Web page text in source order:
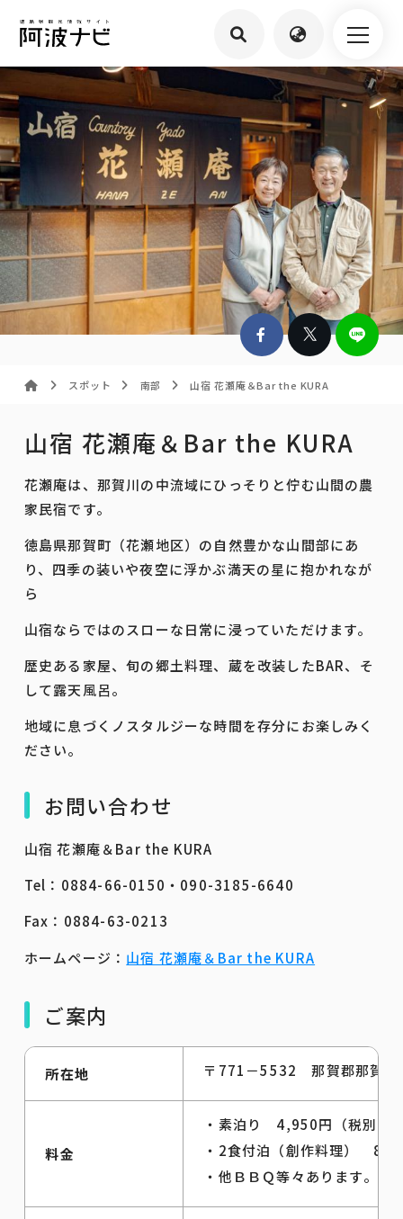
スポット 南部 山宿 花瀬庵＆Bar the KURA
山宿 花瀬庵＆Bar the KURA
花瀬庵は、那賀川の中流域にひっそりと佇む山間の農
家民宿です。
徳島県那賀町（花瀬地区）の自然豊かな山間部にあ
り、四季の装いや夜空に浮かぶ満天の星に抱かれなが
ら
山宿ならではのスローな日常に浸っていただけます。
歴史ある家屋、旬の郷土料理、蔵を改装したBAR、そ
して露天風呂。
地域に息づくノスタルジーな時間を存分にお楽しみく
ださい。
お問い合わせ
山宿 花瀬庵＆Bar the KURA
Tel：0884-66-0150・090-3185-6640
Fax：0884-63-0213
ホームページ： 山宿 花瀬庵＆Bar the KURA
ご案内
所在地 〒771－5532 那賀郡那賀町
料金
・素泊り 4,950円（税別）
・2食付泊（創作料理）
・他ＢＢＱ等々あります。